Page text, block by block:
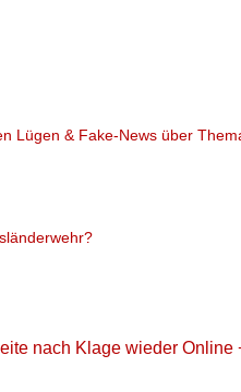
Lügen & Fake-News über
nach Klage wieder Online